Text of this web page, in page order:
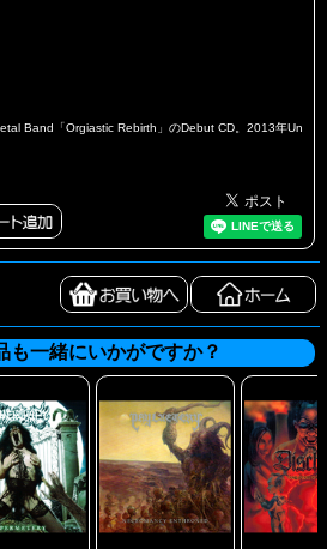
Band「Orgiastic Rebirth」のDebut CD。2013年Un
も一緒にいかがですか？